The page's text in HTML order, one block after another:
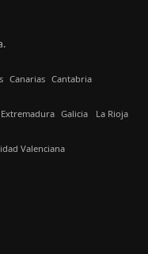
Canarias Cantabria
Extremadura Galicia La Rioja
Valenciana